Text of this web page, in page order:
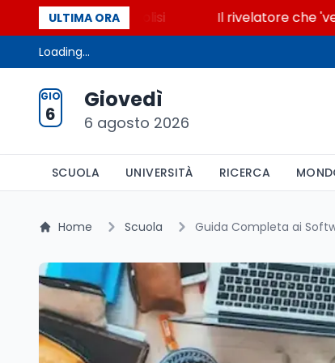
ULTIMA ORA
la glicolisi Il rivelatore che 'vede' i
Loading...
GIO
6
Giovedì
6 agosto 2026
SCUOLA UNIVERSITÀ RICERCA
Home Scuola